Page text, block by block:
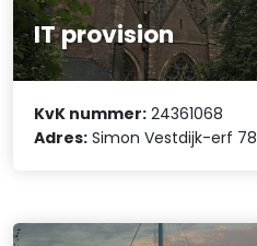
IT provision
KvK nummer: 24361068
Adres: Simon Vestdijk-erf 78